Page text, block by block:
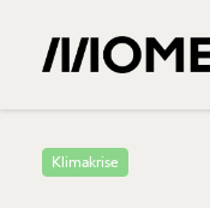
0Treffer
Klimakrise